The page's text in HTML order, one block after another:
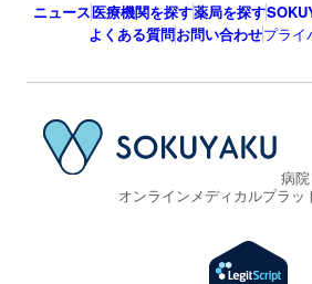
ニュース医療機関を探す薬局を探す
よくある質問お問い合わせプライ
病
オンラインメディカルプラッ